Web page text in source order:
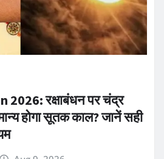
रक्षाबंधन पर चंद्र
होगा सूतक काल? जानें सही